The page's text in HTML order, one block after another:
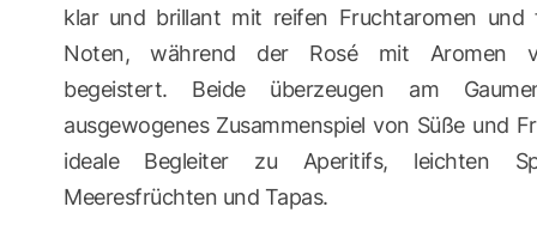
klar und brillant mit reifen Fruchtaromen und
Noten, während der Rosé mit Aromen
begeistert. Beide überzeugen am
ausgewogenes Zusammenspiel von Süße und
ideale Begleiter zu Aperitifs, leichten
Meeresfrüchten und Tapas.